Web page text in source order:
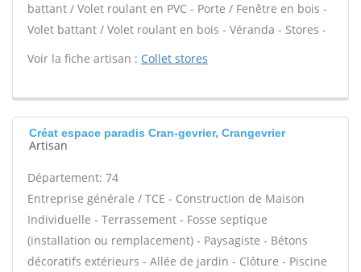
battant / Volet roulant en PVC - Porte / Fenêtre en bois -
Volet battant / Volet roulant en bois - Véranda - Stores -
Voir la fiche artisan : Collet stores
Créat espace paradis Cran-gevrier, Crangevrier
Artisan
Département: 74
Entreprise générale / TCE - Construction de Maison
Individuelle - Terrassement - Fosse septique
(installation ou remplacement) - Paysagiste - Bétons
décoratifs extérieurs - Allée de jardin - Clôture - Piscine